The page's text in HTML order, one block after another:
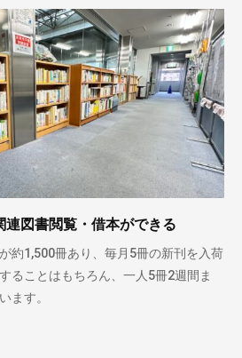
連図書閲覧・借本ができる
約1,500冊あり、毎月5冊の新刊を入荷
ることはもちろん、一人5冊2週間ま
ます。